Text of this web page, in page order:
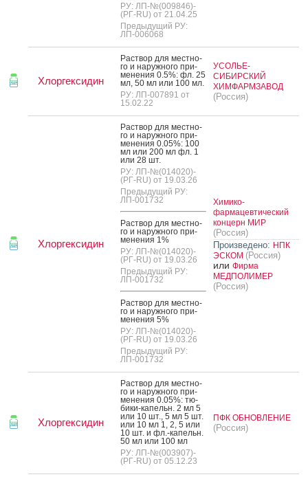
РУ: ЛП-№(009846)-
(РГ-RU) от 21.04.25
Предыдущий РУ:
ЛП-006068
Хлоргексидин
Рас­твор для мес­тно­
го и на­руж­но­го при­
мене­ния 0.5%: фл. 25
мл, 50 мл или 100 мл.
РУ: ЛП-007891 от
15.02.22
УСОЛЬЕ-
СИБИРСКИЙ
ХИМФАРМЗАВОД
(Россия)
Хлоргексидин
Рас­твор для мес­тно­
го и на­руж­но­го при­
мене­ния 0.05%: 100
мл или 200 мл фл. 1
или 28 шт.
РУ: ЛП-№(014020)-
(РГ-RU) от 19.03.26
Предыдущий РУ:
ЛП-001732
Рас­твор для мес­тно­
го и на­руж­но­го при­
мене­ния 1%
РУ: ЛП-№(014020)-
(РГ-RU) от 19.03.26
Предыдущий РУ:
ЛП-001732
Рас­твор для мес­тно­
го и на­руж­но­го при­
мене­ния 5%
РУ: ЛП-№(014020)-
(РГ-RU) от 19.03.26
Предыдущий РУ:
ЛП-001732
Химико-
фармацевтический
концерн МИР
(Россия)
Произведено: НПК
ЭСКОМ (Россия)
или Фирма
МЕДПОЛИМЕР
(Россия)
Хлоргексидин
Рас­твор для мес­тно­
го и на­руж­но­го при­
мене­ния 0.05%: тю­
бики-ка­пельн. 2 мл 5
или 10 шт., 5 мл 5 шт.
или 10 мл 1, 2, 5 или
10 шт. и фл.-ка­пельн.
50 мл или 100 мл
РУ: ЛП-№(003907)-
(РГ-RU) от 05.12.23
ПФК ОБНОВЛЕНИЕ
(Россия)